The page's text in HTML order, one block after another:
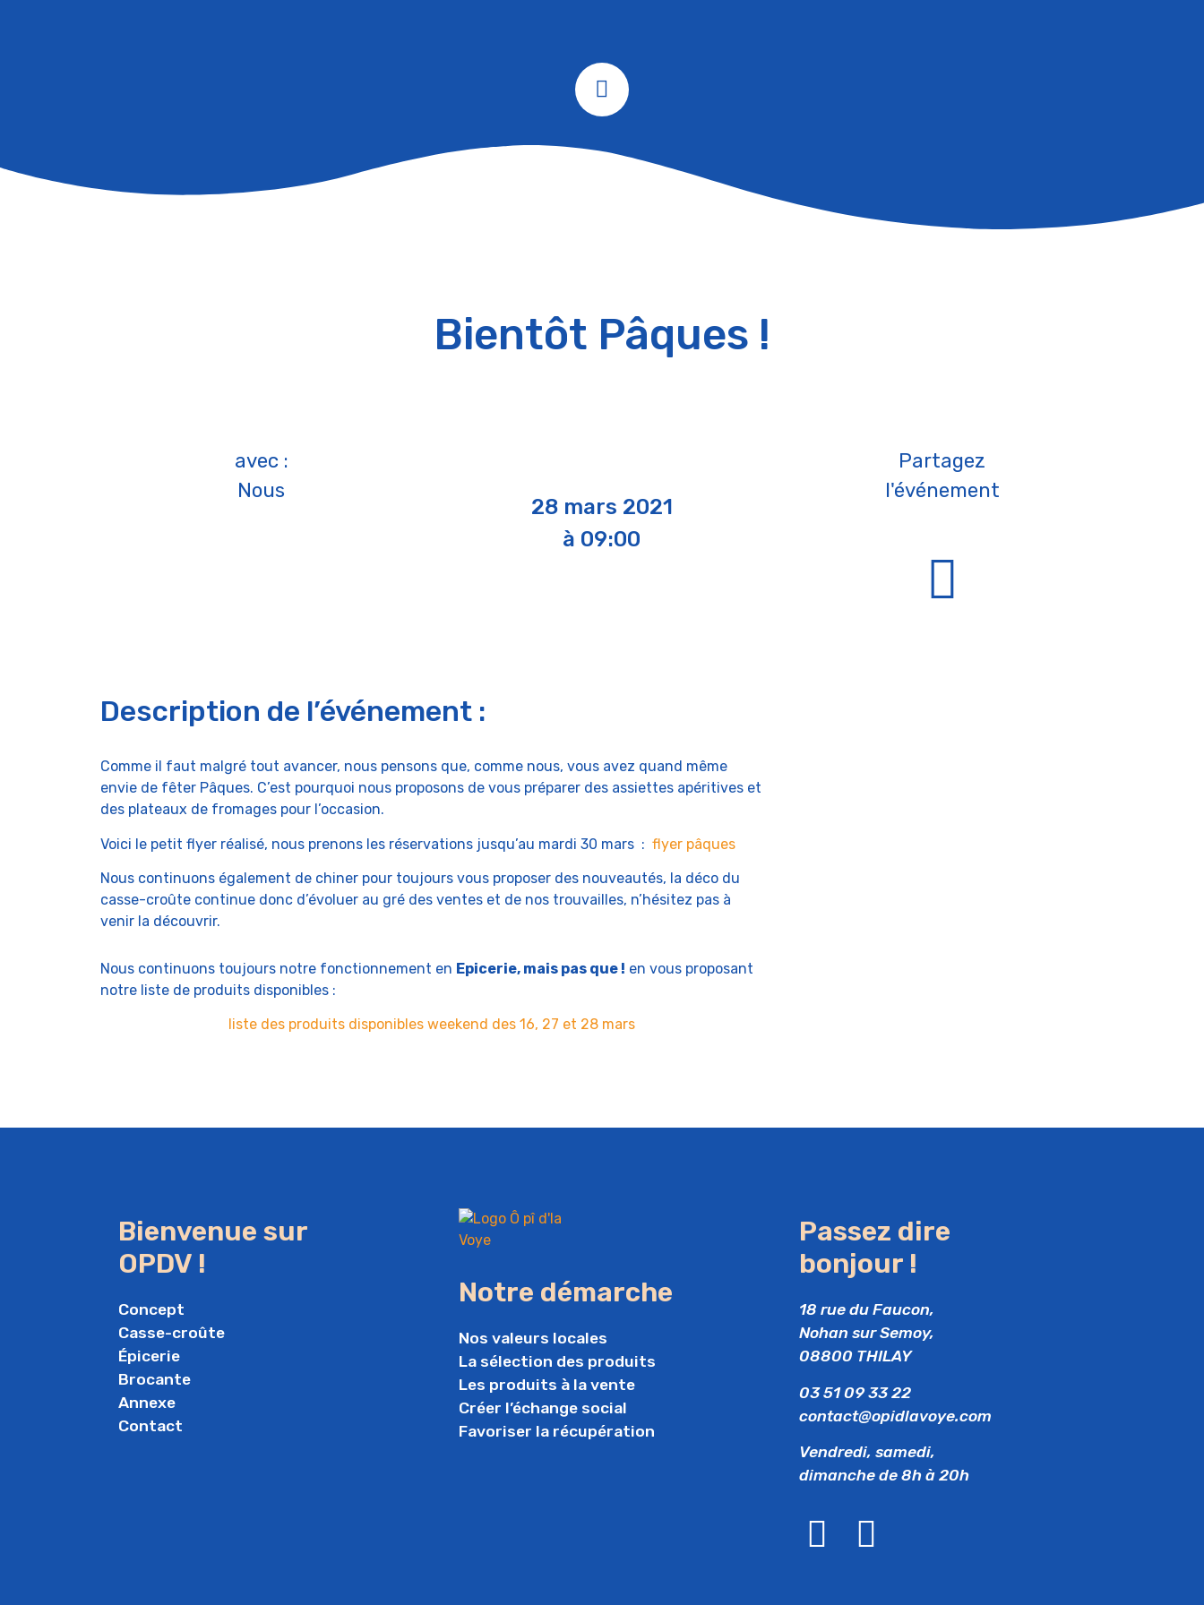
Bientôt Pâques !
avec :
Nous
28 mars 2021
à 09:00
Partagez
l'événement
Description de l’événement :
Comme il faut malgré tout avancer, nous pensons que, comme nous, vous avez quand même
envie de fêter Pâques. C’est pourquoi nous proposons de vous préparer des assiettes apéritives et
des plateaux de fromages pour l’occasion.
Voici le petit flyer réalisé, nous prenons les réservations jusqu’au mardi 30 mars : flyer pâques
Nous continuons également de chiner pour toujours vous proposer des nouveautés, la déco du
casse-croûte continue donc d’évoluer au gré des ventes et de nos trouvailles, n’hésitez pas à
venir la découvrir.
Nous continuons toujours notre fonctionnement en Epicerie, mais pas que ! en vous proposant
notre liste de produits disponibles :
liste des produits disponibles weekend des 16, 27 et 28 mars
Bienvenue sur
OPDV !
Concept
Casse-croûte
Épicerie
Brocante
Annexe
Contact
Notre démarche
Nos valeurs locales
La sélection des produits
Les produits à la vente
Créer l’échange social
Favoriser la récupération
Passez dire
bonjour !
18 rue du Faucon,
Nohan sur Semoy,
08800 THILAY
03 51 09 33 22
contact@opidlavoye.com
Vendredi, samedi,
dimanche de 8h à 20h